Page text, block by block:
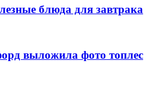
блюда для завтрака
выложила фото топлес